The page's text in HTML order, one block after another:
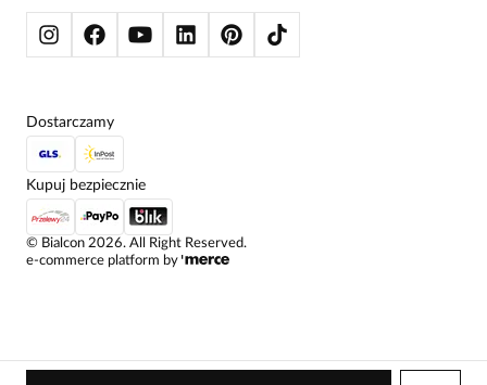
© Bialcon 2026. All Right Reserved.
e-commerce platform by
Dostarczamy
Kupuj bezpiecznie